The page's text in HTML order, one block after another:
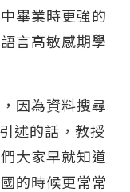
畢業時更強的
言高敏感期學
因為資料搜尋
述的話，教授
大家早就知道
的時候更常常